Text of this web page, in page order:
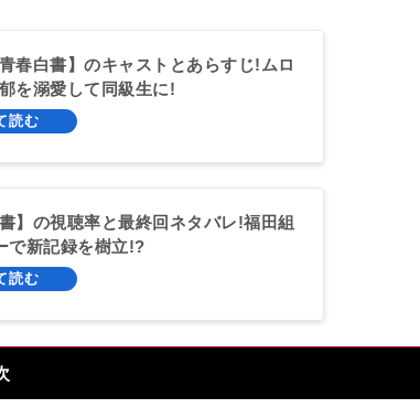
春白書】のキャストとあらすじ!ムロ
を溺愛して同級生に!
】の視聴率と最終回ネタバレ!福田組
で新記録を樹立!?